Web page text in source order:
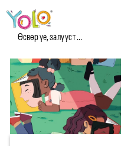
Өсвөр үе, залууст ...
#FREETIME МЭДЭЭ